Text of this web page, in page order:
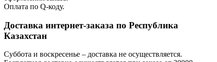
Оплата по Q-коду.
Доставка интернет-заказа по Республика
Казахстан
Суббота и воскресенье – доставка не осуществляется.